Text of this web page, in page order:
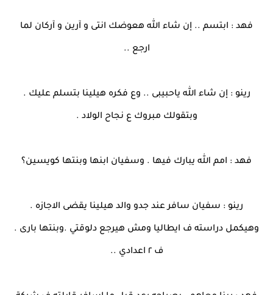
فهد : ابتسم .. إن شاء الله هعوضك انتى و آرين و آركان لما
ارجع ..
رينو : إن شاء الله ياحبيبى .. وع فكره هيلينا بتسلم عليك .
وبتقولك مبروك ع نجاح الولاد .
فهد : امم الله يبارك فيها . وسفيان ابنها وبنتها كويسين؟
رينو : سفيان سافر عند جدو والد هيلينا يقضى الاجازه .
وهيكمل دراسته ف ايطاليا ومش هيرجع دلوقتي .وبنتها بارى .
ف ٢ اعدادي ..